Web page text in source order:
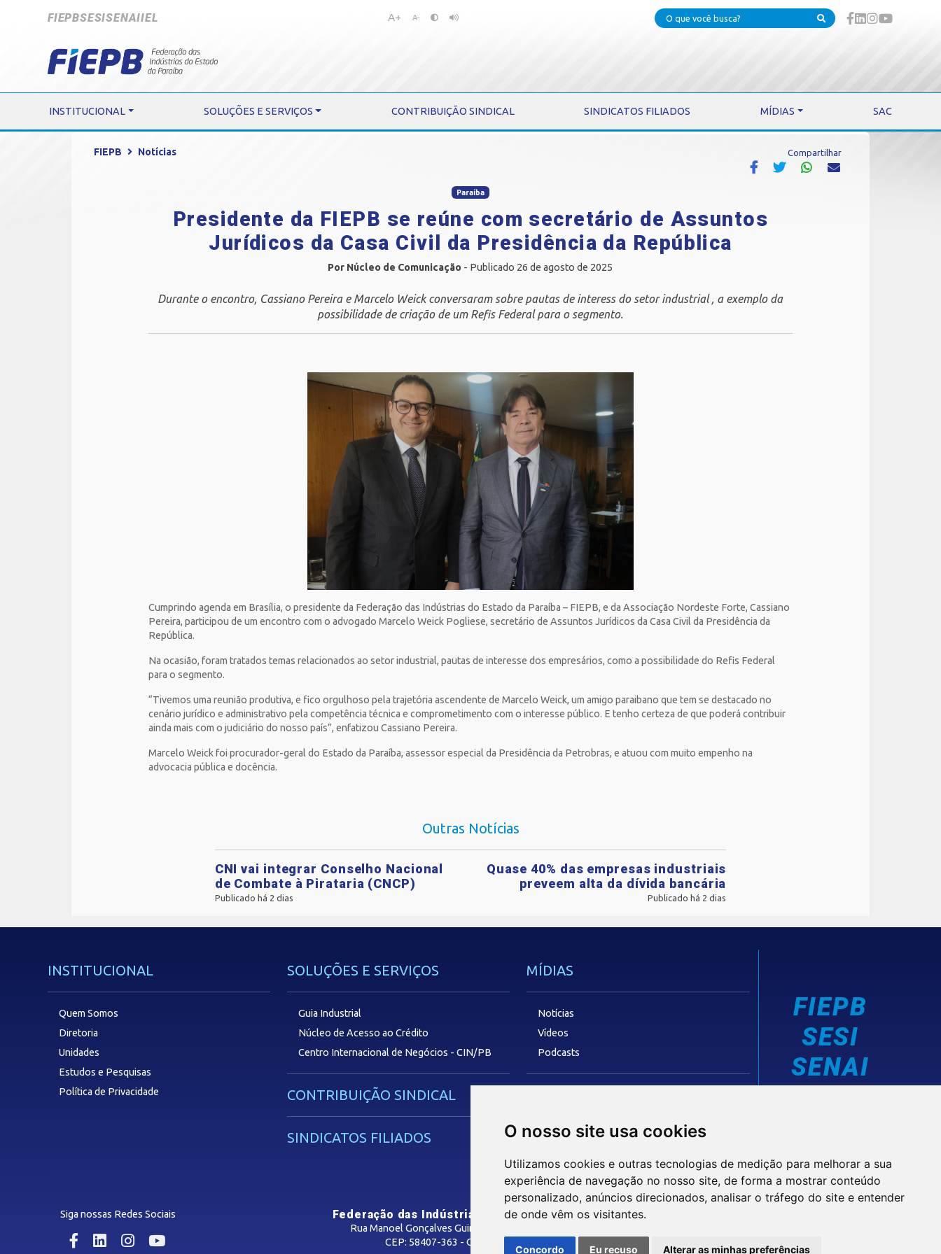
O nosso site usa cookies
Utilizamos cookies e outras tecnologias de medição para melhorar a sua
experiência de navegação no nosso site, de forma a mostrar conteúdo
personalizado, anúncios direcionados, analisar o tráfego do site e entender
de onde vêm os visitantes.
Concordo Eu recuso Alterar as minhas preferências
FIEPBSESISENAIIEL
Pular
Pular
A+ A-
INSTITUCIONAL SOLUÇÕES E SERVIÇOS CONTRIBUIÇÃO SINDICAL SINDICATOS FILIADOS MÍDIAS SAC
FIEPB Notícias Compartilhar
Paraíba
Presidente da FIEPB se reúne com secretário de Assuntos
Jurídicos da Casa Civil da Presidência da República
Por Núcleo de Comunicação - Publicado 26 de agosto de 2025
Durante o encontro, Cassiano Pereira e Marcelo Weick conversaram sobre pautas de interess do setor industrial , a exemplo da
possibilidade de criação de um Refis Federal para o segmento.
Cumprindo agenda em Brasília, o presidente da Federação das Indústrias do Estado da Paraíba – FIEPB, e da Associação Nordeste Forte, Cassiano
Pereira, participou de um encontro com o advogado Marcelo Weick Pogliese, secretário de Assuntos Jurídicos da Casa Civil da Presidência da
República.
Na ocasião, foram tratados temas relacionados ao setor industrial, pautas de interesse dos empresários, como a possibilidade do Refis Federal
para o segmento.
“Tivemos uma reunião produtiva, e fico orgulhoso pela trajetória ascendente de Marcelo Weick, um amigo paraibano que tem se destacado no
cenário jurídico e administrativo pela competência técnica e comprometimento com o interesse público. E tenho certeza de que poderá contribuir
ainda mais com o judiciário do nosso país”, enfatizou Cassiano Pereira.
Marcelo Weick foi procurador-geral do Estado da Paraíba, assessor especial da Presidência da Petrobras, e atuou com muito empenho na
advocacia pública e docência.
Outras Notícias
CNI vai integrar Conselho Nacional
de Combate à Pirataria (CNCP)
Publicado há 2 dias
Quase 40% das empresas industriais
preveem alta da dívida bancária
Publicado há 2 dias
INSTITUCIONAL
Quem Somos
Diretoria
Unidades
Estudos e Pesquisas
Política de Privacidade
SOLUÇÕES E SERVIÇOS
Guia Industrial
Núcleo de Acesso ao Crédito
Centro Internacional de Negócios - CIN/PB
CONTRIBUIÇÃO SINDICAL
SINDICATOS FILIADOS
MÍDIAS
Notícias
Vídeos
Podcasts
FIEPB
SESI
SENAI
Siga nossas Redes Sociais Federação das Indústrias do Estado da Paraíba
Rua Manoel Gonçalves Guimarães, 195 - José Pinheiro
CEP: 58407-363 - Campina Grande-PB
Termos de Uso